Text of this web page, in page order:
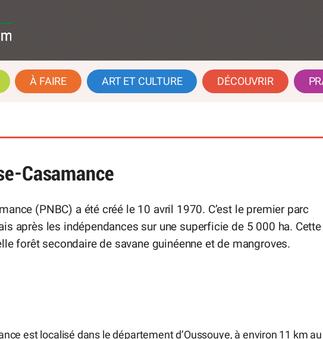
À FAIRE ART ET CULTURE DÉCOUVRIR
Casamance
(PNBC) a été créé le 10 avril 1970. C’est le premier parc
après les indépendances sur une superficie de 5 000 ha. Cette
forêt secondaire de savane guinéenne et de mangroves.
est localisé dans le département d’Oussouye, à environ 11 km au